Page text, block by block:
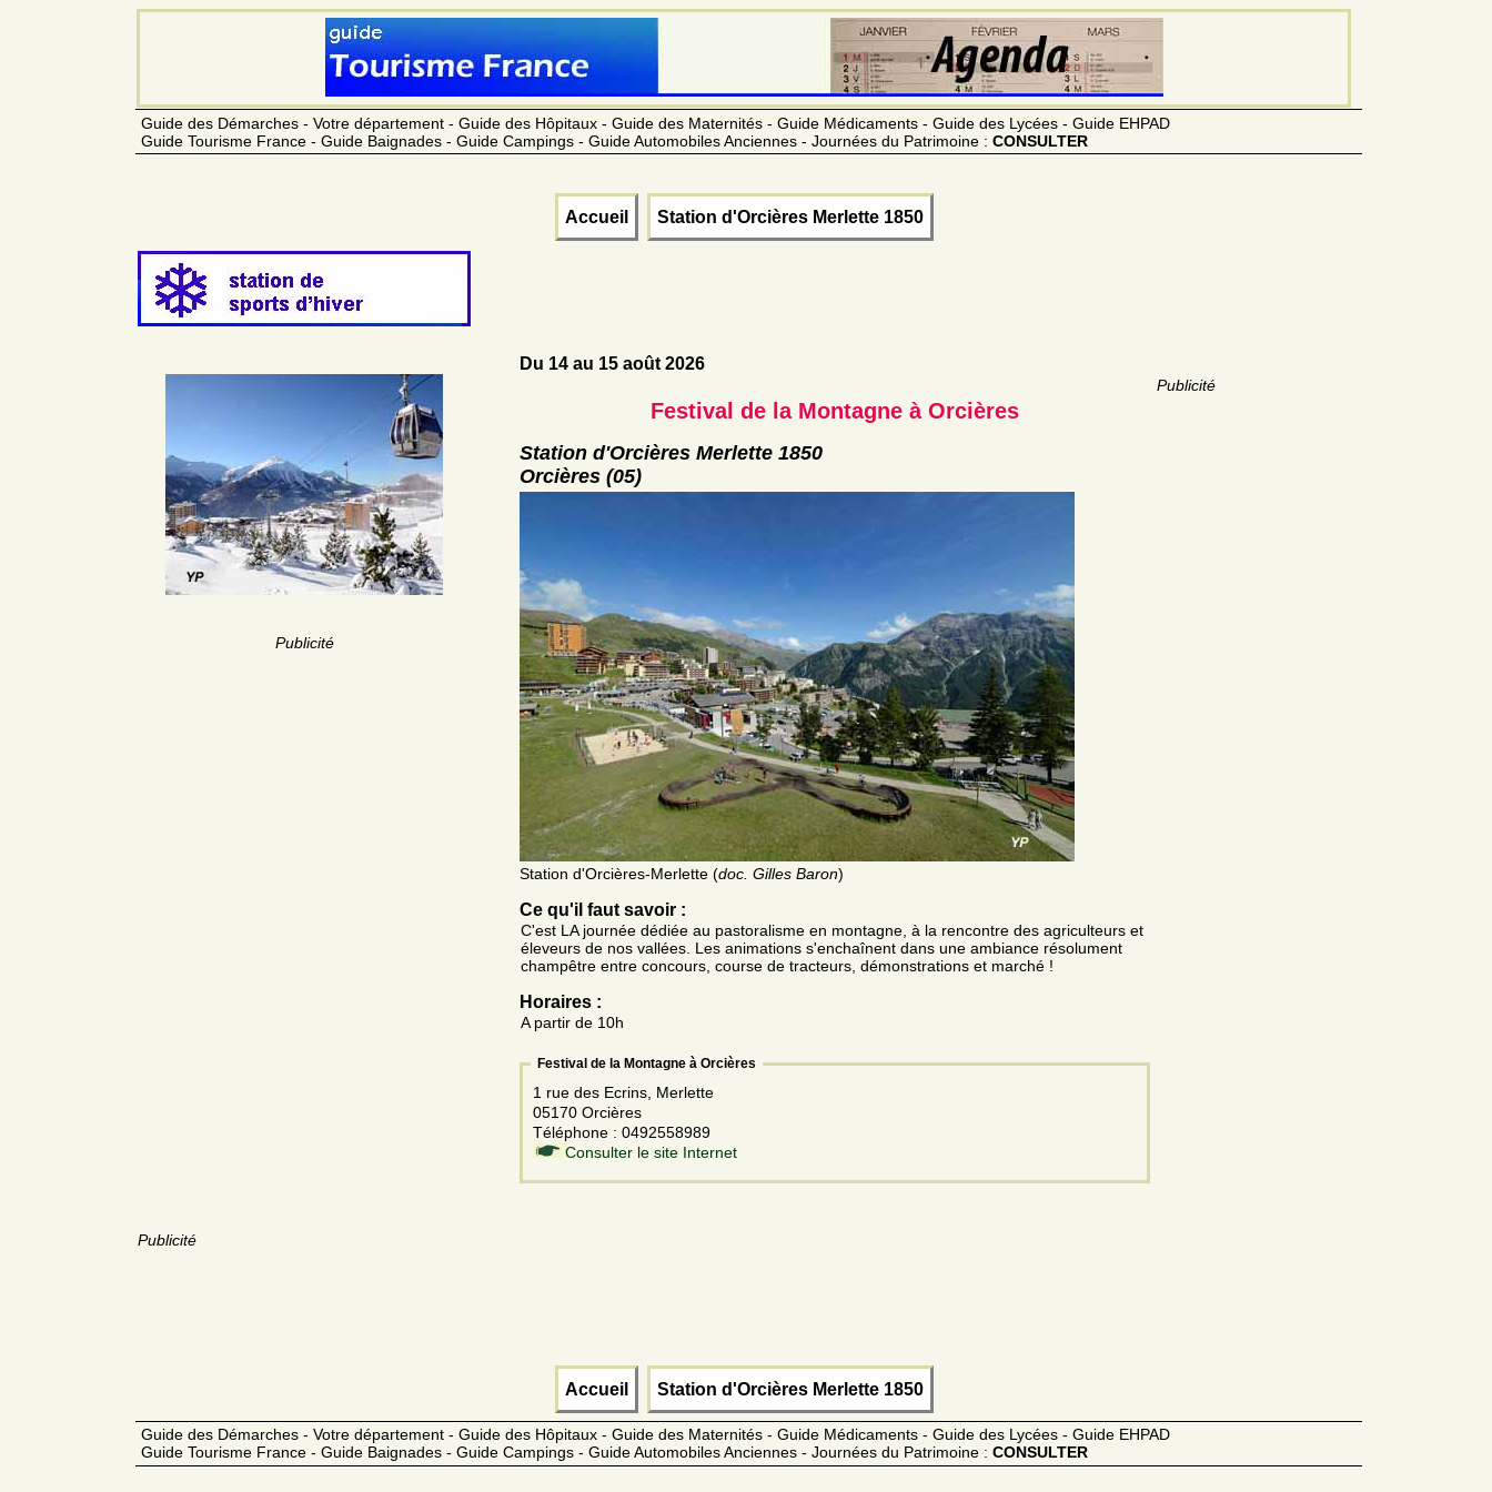
Guide des Démarches - Votre département - Guide des Hôpitaux - Guide des Maternités - Guide Médicaments - Guide des Lycées - Guide EHPAD
Guide Tourisme France - Guide Baignades - Guide Campings - Guide Automobiles Anciennes - Journées du Patrimoine : CONSULTER
Accueil Station d'Orcières Merlette 1850
Publicité
Publicité
Du 14 au 15 août 2026
Festival de la Montagne à Orcières
Station d'Orcières Merlette 1850
Orcières (05)
Station d'Orcières-Merlette (doc. Gilles Baron)
Ce qu'il faut savoir :
C'est LA journée dédiée au pastoralisme en montagne, à la rencontre des agriculteurs et
éleveurs de nos vallées. Les animations s'enchaînent dans une ambiance résolument
champêtre entre concours, course de tracteurs, démonstrations et marché !
Horaires :
A partir de 10h
Festival de la Montagne à Orcières
1 rue des Ecrins, Merlette
05170 Orcières
Téléphone : 0492558989
Consulter le site Internet
Publicité
Accueil Station d'Orcières Merlette 1850
Guide des Démarches - Votre département - Guide des Hôpitaux - Guide des Maternités - Guide Médicaments - Guide des Lycées - Guide EHPAD
Guide Tourisme France - Guide Baignades - Guide Campings - Guide Automobiles Anciennes - Journées du Patrimoine : CONSULTER